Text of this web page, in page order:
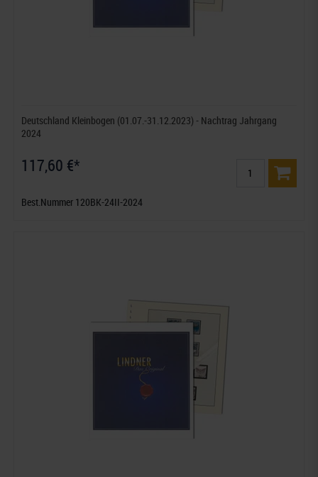
Deutschland Kleinbogen (01.07.-31.12.2023) - Nachtrag Jahrgang
2024
117,60 €*
Best.Nummer 120BK-24II-2024